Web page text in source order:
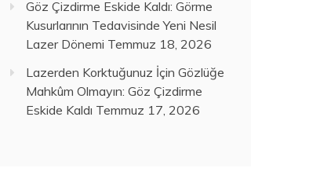
Göz Çizdirme Eskide Kaldı: Görme
Kusurlarının Tedavisinde Yeni Nesil
Lazer Dönemi Temmuz 18, 2026
Lazerden Korktuğunuz İçin Gözlüğe
Mahkûm Olmayın: Göz Çizdirme
Eskide Kaldı Temmuz 17, 2026